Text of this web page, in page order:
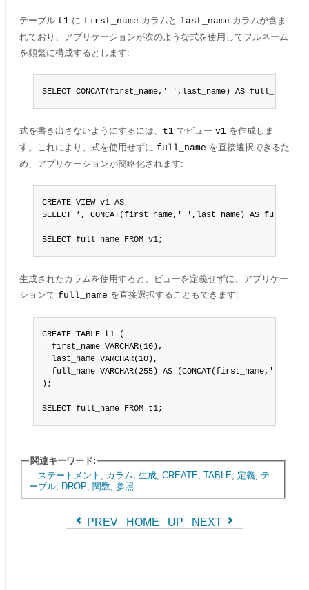
テーブル t1 に first_name カラムと last_name カラムが含ま
れており、アプリケーションが次のような式を使用してフルネーム
を頻繁に構成するとします:
SELECT CONCAT(first_name,' ',last_name) AS full_name
式を書き出さないようにするには、 t1 でビュー v1 を作成しま
す。これにより、式を使用せずに full_name を直接選択できるた
め、アプリケーションが簡略化されます:
CREATE VIEW v1 AS
SELECT *, CONCAT(first_name,' ',last_name) AS full_name
SELECT full_name FROM v1;
生成されたカラムを使用すると、ビューを定義せずに、アプリケー
ションで full_name を直接選択することもできます:
CREATE TABLE t1 (
  first_name VARCHAR(10),
  last_name VARCHAR(10),
full_name VARCHAR(255) AS (CONCAT(first_name,'
);
SELECT full_name FROM t1;
関連キーワード:
ステートメント
カラム 生成, CREATE TABLE 定義, テ
ーブル, DROP 関数, 参照
PREV HOME UP NEXT